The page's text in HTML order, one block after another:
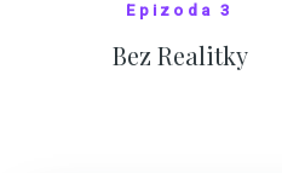
Epizoda 3
Bez Realitky